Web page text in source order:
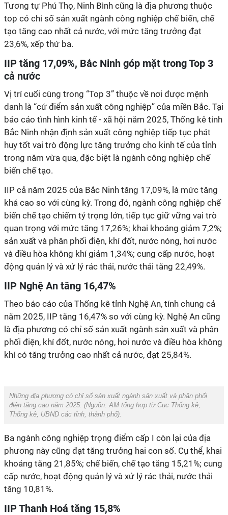
Tương tự Phú Thọ, Ninh Bình cũng là địa phương thuộc
top có chỉ số sản xuất ngành công nghiệp chế biến, chế
tạo tăng cao nhất cả nước, với mức tăng trưởng đạt
23,6%, xếp thứ ba.
IIP tăng 17,09%, Bắc Ninh góp mặt trong Top 3
cả nước
Vị trí cuối cùng trong “Top 3” thuộc về nơi được mệnh
danh là “cứ điểm sản xuất công nghiệp” của miền Bắc. Tại
báo cáo tình hình kinh tế - xã hội năm 2025, Thống kê tỉnh
Bắc Ninh nhận định sản xuất công nghiệp tiếp tục phát
huy tốt vai trò động lực tăng trưởng cho kinh tế của tỉnh
trong năm vừa qua, đặc biệt là ngành công nghiệp chế
biến chế tạo.
IIP cả năm 2025 của Bắc Ninh tăng 17,09%, là mức tăng
khá cao so với cùng kỳ. Trong đó, ngành công nghiệp chế
biến chế tạo chiếm tỷ trọng lớn, tiếp tục giữ vững vai trò
quan trọng với mức tăng 17,26%; khai khoáng giảm 7,2%;
sản xuất và phân phối điện, khí đốt, nước nóng, hơi nước
và điều hòa không khí giảm 1,34%; cung cấp nước, hoạt
động quản lý và xử lý rác thải, nước thải tăng 22,49%.
IIP Nghệ An tăng 16,47%
Theo báo cáo của Thống kê tỉnh Nghệ An, tính chung cả
năm 2025, IIP tăng 16,47% so với cùng kỳ. Nghệ An cũng
là địa phương có chỉ số sản xuất ngành sản xuất và phân
phối điện, khí đốt, nước nóng, hơi nước và điều hòa không
khí có tăng trưởng cao nhất cả nước, đạt 25,84%.
Những địa phương có chỉ số sản xuất ngành sản xuất và phân phối
điện tăng cao năm 2025. (Nguồn:AM tổng hợp từ Cục Thống kê;
Thống kê, UBND các tỉnh, thành phố).
Ba ngành công nghiệp trọng điểm cấp I còn lại của địa
phương này cũng đạt tăng trưởng hai con số. Cụ thể, khai
khoáng tăng 21,85%; chế biến, chế tạo tăng 15,21%; cung
cấp nước, hoạt động quản lý và xử lý rác thải, nước thải
tăng 10,81%.
IIP Thanh Hoá tăng 15,8%